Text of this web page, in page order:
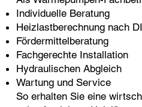
Individuelle Beratung
Heizlastberechnung nach
Fördermittelberatung
Fachgerechte Installation
Hydraulischen Abgleich
Wartung und Service
So erhalten Sie eine